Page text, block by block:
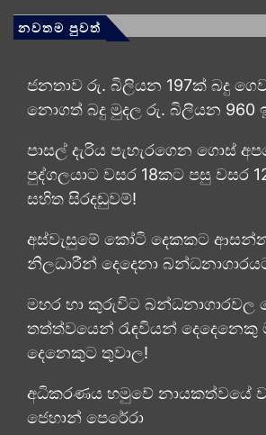
නවතම පුවත්
ජනතාව රු. බිලියන 197ක් බදු
නොගත් බදු මුදල රු. බිලියන 960
පාසල් දැරිය පැහැරගෙන ගොස්
පුද්ගලයාට වසර 18කට පසු වසර
සහිත සිරදඬුවම්!
අස්වැසුමේ කෝටි දෙකකට
නිලධාරීන් දෙදෙනා
මහර හා කුරුවිට
තත්ත්වයෙන් රැඳවියන් දෙදෙනෙකු
දෙනෙකුට තුවාල!
අධිකරණය හමුවේ නායකත්වයේ
ජෙහාන් පෙරේරා